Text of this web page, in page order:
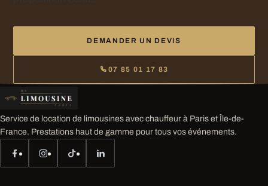
DEMANDER UN DEVIS
07 85 01 17 83
Service de location de limousines avec chauffeur à Paris et Île-de-
France. Prestations haut de gamme pour tous vos événements.